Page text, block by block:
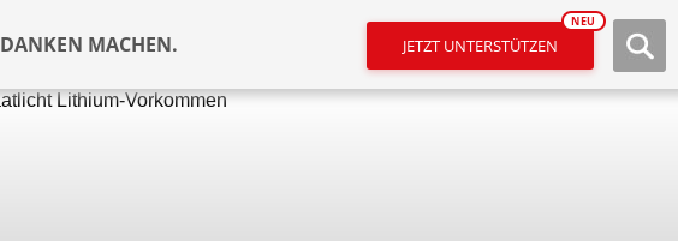
MACHEN. JETZT UNTERSTÜTZEN
NEU